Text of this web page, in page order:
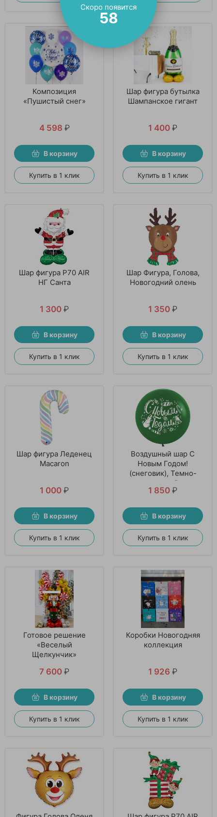
Композиция
«Пушистый снег»
4 598 ₽
В корзину
Купить в 1 клик
Шар фигура бутылка
Шампанское гигант
1 400 ₽
В корзину
Купить в 1 клик
Шар фигура P70 AIR
НГ Санта
1 300 ₽
В корзину
Купить в 1 клик
Шар Фигура, Голова,
Новогодний олень
1 350 ₽
В корзину
Купить в 1 клик
Шар фигура Леденец
Macaron
1 000 ₽
В корзину
Купить в 1 клик
Воздушный шар С
Новым Годом!
(снеговик), Темно-
зеленый
1 850 ₽
В корзину
Купить в 1 клик
Готовое решение
«Веселый
Щелкунчик»
7 600 ₽
В корзину
Купить в 1 клик
Коробки Новогодняя
коллекция
1 926 ₽
В корзину
Купить в 1 клик
Скоро появится
57